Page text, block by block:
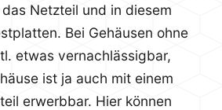
Netzteil und in diesem
Bei Gehäusen ohne
etwas vernachlässigbar,
ist ja auch mit einem
erwerbbar. Hier können